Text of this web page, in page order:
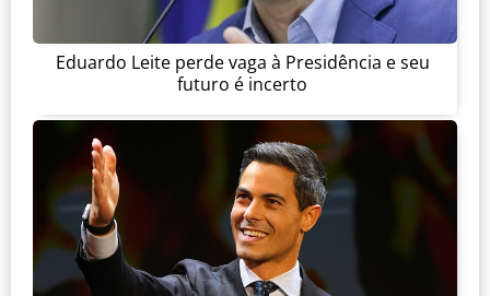
Eduardo Leite perde vaga à Presidência e seu
futuro é incerto